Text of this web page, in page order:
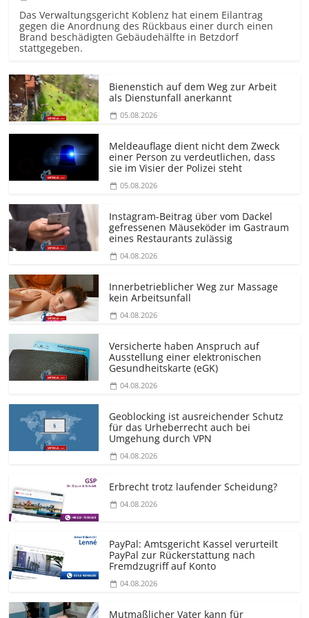
Das Verwaltungsgericht Koblenz hat einem Eilantrag
gegen die Anordnung des Rückbaus einer durch einen
Brand beschädigten Gebäudehälfte in Betzdorf
stattgegeben.
Bienenstich auf dem Weg zur Arbeit
als Dienstunfall anerkannt
05.08.2026
Meldeauflage dient nicht dem Zweck
einer Person zu verdeutlichen, dass
sie im Visier der Polizei steht
05.08.2026
Instagram-Beitrag über vom Dackel
gefressenen Mäuseköder im Gastraum
eines Restaurants zulässig
04.08.2026
Innerbetrieblicher Weg zur Massage
kein Arbeitsunfall
04.08.2026
Versicherte haben Anspruch auf
Ausstellung einer elektronischen
Gesundheitskarte (eGK)
04.08.2026
Geoblocking ist ausreichender Schutz
für das Urheberrecht auch bei
Umgehung durch VPN
04.08.2026
Erbrecht trotz laufender Scheidung?
04.08.2026
PayPal: Amtsgericht Kassel verurteilt
PayPal zur Rückerstattung nach
Fremdzugriff auf Konto
04.08.2026
Mutmaßlicher Vater kann für